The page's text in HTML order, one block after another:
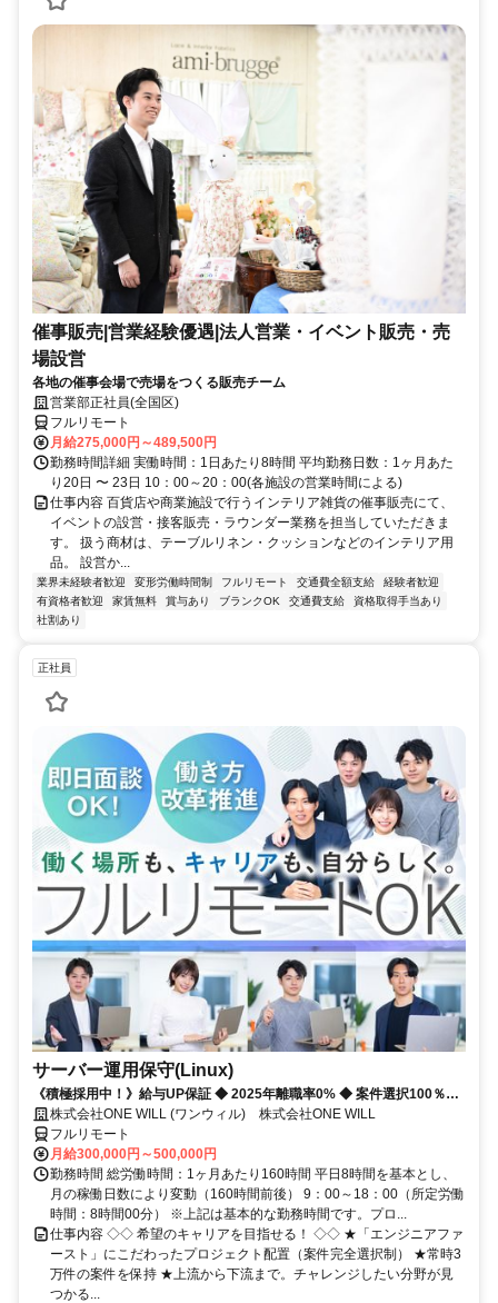
催事販売|営業経験優遇|法人営業・イベント販売・売
場設営
各地の催事会場で売場をつくる販売チーム
営業部正社員(全国区)
フルリモート
月給275,000円～489,500円
勤務時間詳細 実働時間：1日あたり8時間 平均勤務日数：1ヶ月あた
り20日 〜 23日 10：00～20：00(各施設の営業時間による)
仕事内容 百貨店や商業施設で行うインテリア雑貨の催事販売にて、
イベントの設営・接客販売・ラウンダー業務を担当していただきま
す。 扱う商材は、テーブルリネン・クッションなどのインテリア用
品。 設営か...
業界未経験者歓迎 変形労働時間制 フルリモート 交通費全額支給
経験者歓迎
有資格者歓迎
家賃無料 賞与あり ブランクOK 交通費支給
資格取得手当あり
社割あり
正社員
サーバー運用保守(Linux)
《積極採用中！》給与UP保証 ◆ 2025年離職率0% ◆ 案件選択100％！
◆ 平均残業7時間！
株式会社ONE WILL (ワンウィル) 株式会社ONE WILL
フルリモート
月給300,000円～500,000円
勤務時間 総労働時間：1ヶ月あたり160時間 平日8時間を基本とし、
月の稼働日数により変動（160時間前後） 9：00～18：00（所定労働
時間：8時間00分） ※上記は基本的な勤務時間です。プロ...
仕事内容 ◇◇ 希望のキャリアを目指せる！ ◇◇ ★「エンジニアファ
ースト」にこだわったプロジェクト配置（案件完全選択制） ★常時3
万件の案件を保持 ★上流から下流まで。チャレンジしたい分野が見
つかる...